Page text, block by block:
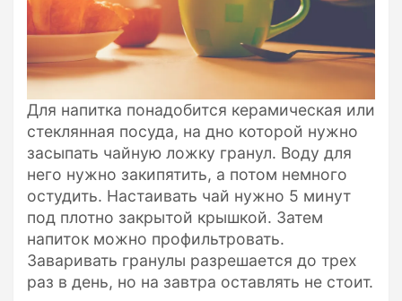
Для напитка понадобится керамическая или
стеклянная посуда, на дно которой нужно
засыпать чайную ложку гранул. Воду для
него нужно закипятить, а потом немного
остудить. Настаивать чай нужно 5 минут
под плотно закрытой крышкой. Затем
напиток можно профильтровать.
Заваривать гранулы разрешается до трех
раз в день, но на завтра оставлять не стоит.